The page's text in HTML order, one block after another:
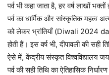
पर्व भी कहा जाता है, हर वर्ष लाखों
पर्व का धार्मिक और सांस्कृतिक महत्व
को लेकर भ्रांतियाँ (Diwali 2024
होती हैं। इस वर्ष भी, दीपावली की
ऐसे में, केंद्रीय संस्कृत विश्वविद्यालय
पर्व की सही तिथि का ऐतिहासिक